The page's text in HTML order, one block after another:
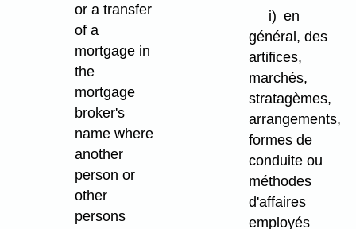
or a transfer
of a
mortgage in
the
mortgage
broker's
name where
another
person or
other
persons
i) en
général, des
artifices,
marchés,
stratagèmes,
arrangements,
formes de
conduite ou
méthodes
d'affaires
employés